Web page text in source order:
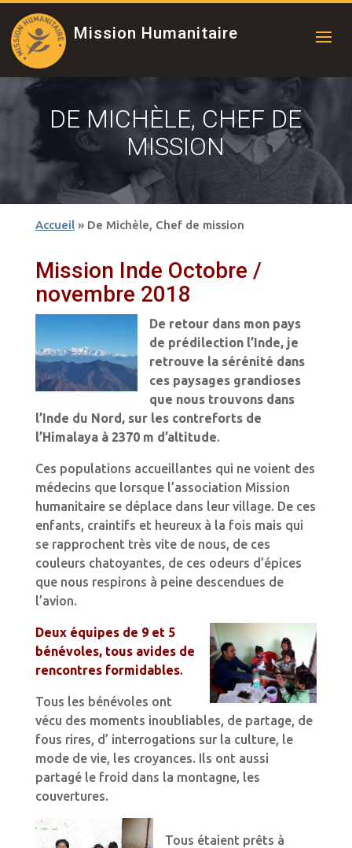
Mission Humanitaire
DE MICHÈLE, CHEF DE
MISSION
Accueil» De Michèle, Chef de mission
Mission Inde Octobre /
novembre 2018
De retour dans mon pays
de prédilection l’Inde, je
retrouve la sérénité dans
ces paysages grandioses
que nous trouvons dans
l’Inde du Nord, sur les contreforts de
l’Himalaya à 2370 m d’altitude.
Ces populations accueillantes qui ne voient des
médecins que lorsque l’association Mission
humanitaire se déplace dans leur village. De ces
enfants, craintifs et heureux à la fois mais qui
se rapprochent très vite de nous, de ces
couleurs chatoyantes, de ces odeurs d’épices
que nous respirons à peine descendues de
l’avion.
Deux équipes de 9 et 5
bénévoles, tous avides de
rencontres formidables.
Tous les bénévoles ont
vécu des moments inoubliables, de partage, de
fous rires, d’ interrogations sur la culture, le
mode de vie, les croyances. Ils ont aussi
partagé le froid dans la montagne, les
couvertures.
Tous étaient prêts à